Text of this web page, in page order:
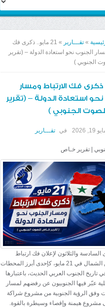
» تقـــارير »
21 مايو.. ذكرى فك
الجنوب نحو استعادة الدولة – (تقرير
الجنوبي )
ذكرى فك الارتباط ومسار
استعادة الدولة – (تقرير
الجنوبي )
19, 2026 في تقـــارير
| تقرير خـاص
السادسة والثلاثون لإعلان فك ارتباط
الجنوب عن الشمال في 21 مايو، كإحدى أبرز المحطات
تاريخ الجنوب العربي الحديث، باعتبارها
عبّر فيها الجنوبيون عن رفضهم لمسار
وفق الرؤية الجنوبية من مشروع شراكة
مشروع هيمنة وإقصاء وسيطرة بالقوة.